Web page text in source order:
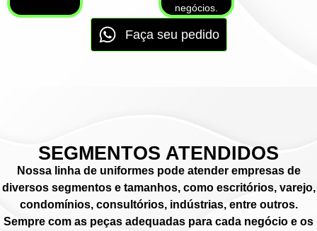
negócios.
Faça seu pedido
SEGMENTOS ATENDIDOS
Nossa linha de uniformes pode atender empresas de
diversos segmentos e tamanhos, como escritórios, varejo,
condomínios, consultórios, indústrias, entre outros.
Sempre com as peças adequadas para cada negócio e os